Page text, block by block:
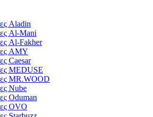
Aladin
Al-Mani
Al-Fakher
AΜΥ
Caesar
MEDUSE
MR.WOOD
Nube
Oduman
OVO